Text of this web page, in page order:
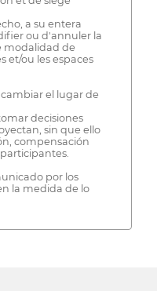
a su entera
ou d'annuler la
modalidad de
et/ou les espaces
el lugar de
decisiones
sin que ello
compensación
por los
la medida de lo